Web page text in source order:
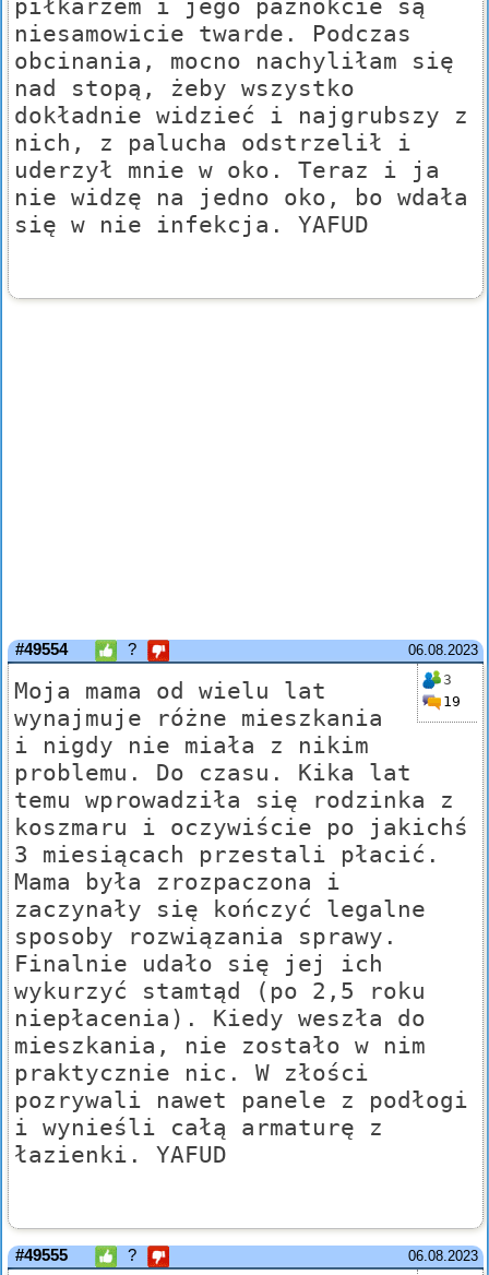
piłkarzem i jego paznokcie są
niesamowicie twarde. Podczas
obcinania, mocno nachyliłam się
nad stopą, żeby wszystko
dokładnie widzieć i najgrubszy z
nich, z palucha odstrzelił i
uderzył mnie w oko. Teraz i ja
nie widzę na jedno oko, bo wdała
się w nie infekcja. YAFUD
06.08.2023
#49554 ?
3
19
Moja mama od wielu lat
wynajmuje różne mieszkania
i nigdy nie miała z nikim
problemu. Do czasu. Kika lat
temu wprowadziła się rodzinka z
koszmaru i oczywiście po jakichś
3 miesiącach przestali płacić.
Mama była zrozpaczona i
zaczynały się kończyć legalne
sposoby rozwiązania sprawy.
Finalnie udało się jej ich
wykurzyć stamtąd (po 2,5 roku
niepłacenia). Kiedy weszła do
mieszkania, nie zostało w nim
praktycznie nic. W złości
pozrywali nawet panele z podłogi
i wynieśli całą armaturę z
łazienki. YAFUD
06.08.2023
#49555 ?